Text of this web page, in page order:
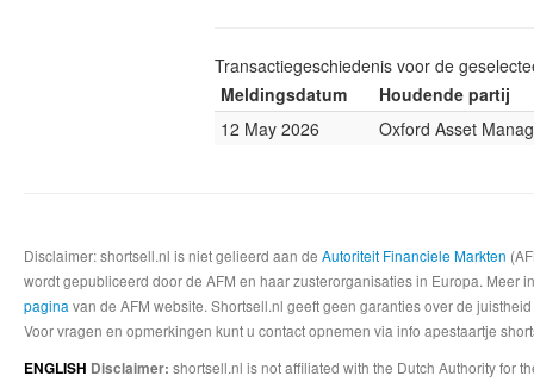
Transactiegeschiedenis voor de
Meldingsdatum
Houdende partij
12 May 2026
Oxford Asset
Disclaimer: shortsell.nl is niet gelieerd aan de Autoriteit Financiele Markten
wordt gepubliceerd door de AFM en haar zusterorganisaties in Europa.
pagina van de AFM website. Shortsell.nl geeft geen garanties over de
Voor vragen en opmerkingen kunt u contact opnemen via info apestaartje
ENGLISH Disclaimer: shortsell.nl is not affiliated with the Dutch Authority for